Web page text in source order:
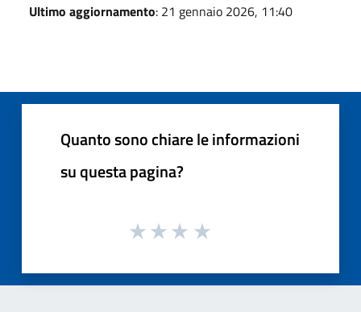
Ultimo aggiornamento: 21 gennaio 2026, 11:40
Quanto sono chiare le informazioni
su questa pagina?